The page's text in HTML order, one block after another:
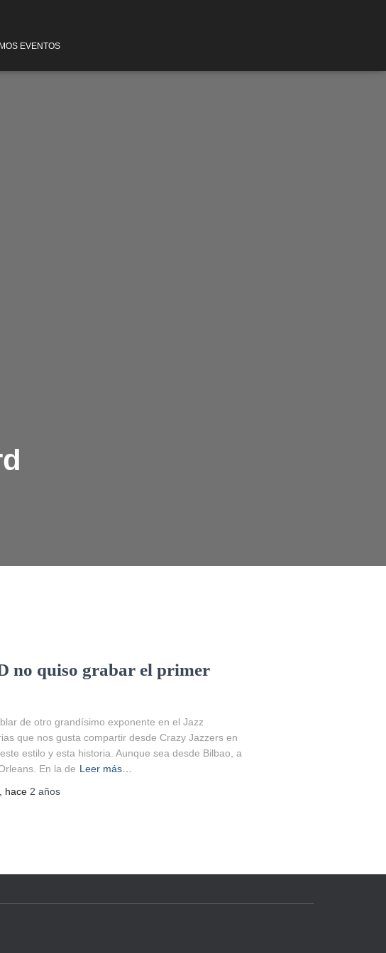
EVENTOS
no quiso grabar el primer
de otro grandísimo exponente en el Jazz
que nos gusta compartir desde Crazy Jazzers en
estilo y esta historia. Aunque sea desde Bilbao, a
En la de Leer más…
hace 2 años